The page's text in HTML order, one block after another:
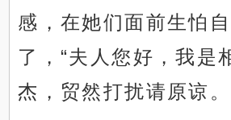
感，在她们面前生怕
了，“夫人您好，我是
杰，贸然打扰请原谅。